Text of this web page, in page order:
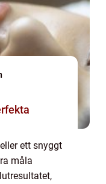
ett snyggt
måla